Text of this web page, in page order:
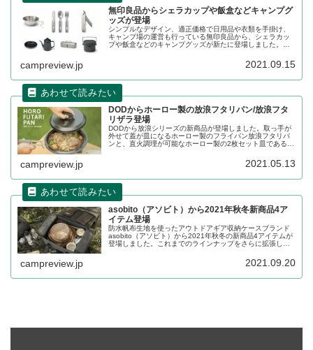
無印良品からシェラカップや飯盒などキャンプグ
ッズが登場
シンプルなデザイン、適正価格で日用品や衣類を手掛け、
キャンプ場の運営も行っている無印良品から、シェラカッ
プや飯盒などのキャンプグッズが新たに登場しました。ア
campreview.jp 2021.09.15
DODからホーロー製の放浪フタリパン/放浪フタ
リザラ登場
DODから放浪シリーズの新商品が登場しました。取っ手が
外せて蓋が皿になるホーロー製のフライパン放浪フタリパ
ンと、直火調理が可能なホーロー製の2枚セット皿である放
campreview.jp 2021.05.13
asobito（アソビト）から2021年秋冬新商品4ア
イテム登場
防水帆布生地を使ったアウトドアギア収納ケースブランド
asobito（アソビト）から2021年秋冬の新商品4アイテムが
登場しました。これまでのラインナップをさらに拡張し、
campreview.jp 2021.09.20